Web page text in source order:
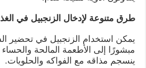
طرق متنوعة لإدخال الزنجبيل في
يمكن استخدام الزنجبيل في تحضير
مبشورًا إلى الأطعمة المالحة
ينسجم مذاقه مع الفواكه والحلويات.